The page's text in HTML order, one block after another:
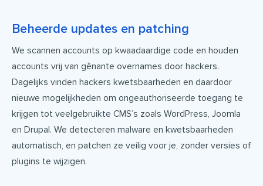
Beheerde updates en patching
We scannen accounts op kwaadaardige code en houden
accounts vrij van gênante overnames door hackers.
Dagelijks vinden hackers kwetsbaarheden en daardoor
nieuwe mogelijkheden om ongeauthoriseerde toegang te
krijgen tot veelgebruikte CMS’s zoals WordPress, Joomla
en Drupal. We detecteren malware en kwetsbaarheden
automatisch, en patchen ze veilig voor je, zonder versies of
plugins te wijzigen.